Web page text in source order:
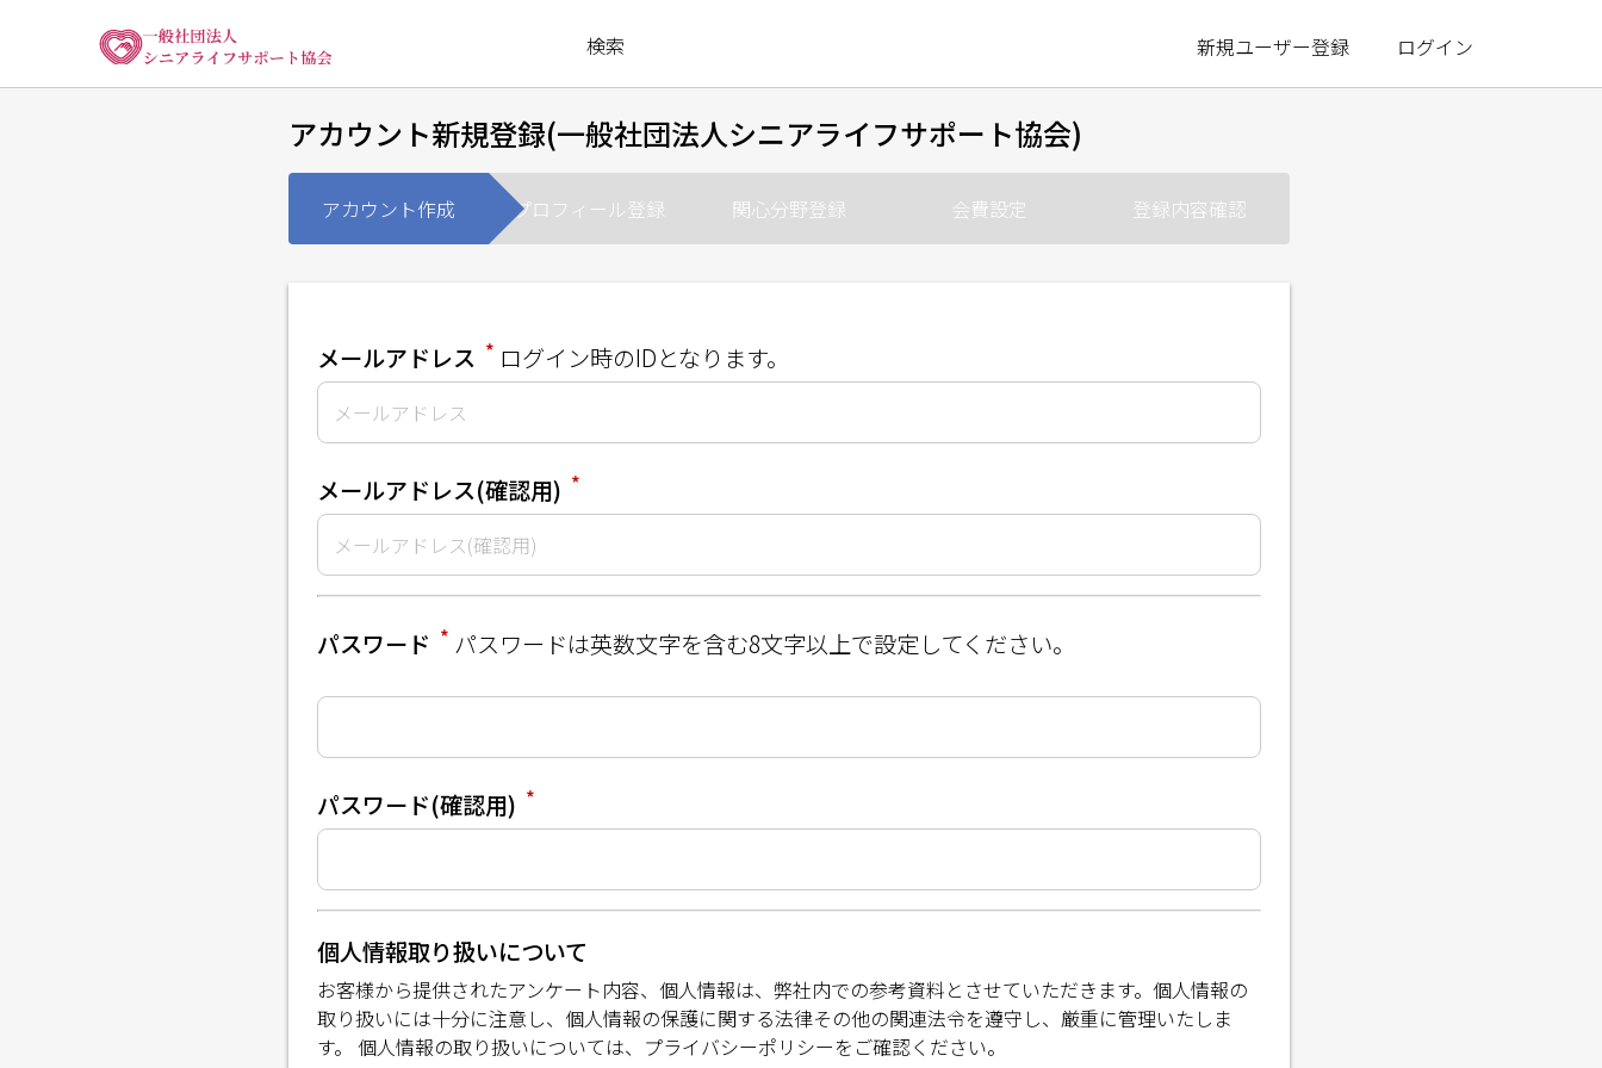
検索 新規ユーザー登録 ログイン
アカウント新規登録(一般社団法人シニアライフサポート協会)
アカウント作成 プロフィール登録 関心分野登録 会費設定 登録内容確認
メールアドレス * ログイン時のIDとなります。
メールアドレス(確認用) *
パスワード * パスワードは英数文字を含む8文字以上で設定してください。
パスワード(確認用) *
個人情報取り扱いについて
お客様から提供されたアンケート内容、個人情報は、弊社内での参考資料とさせていただきます。個人情報の
取り扱いには十分に注意し、個人情報の保護に関する法律その他の関連法令を遵守し、厳重に管理いたしま
す。 個人情報の取り扱いについては、 プライバシーポリシーをご確認ください。